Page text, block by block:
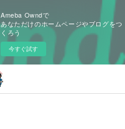
Ameba Owndで
あなただけのホームページやブログをつ
くろう
今すぐ試す